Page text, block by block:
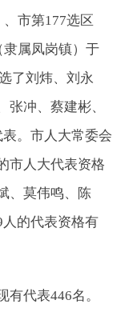
市第177选区
隶属凤岗镇）于
了刘炜、刘永
张冲、蔡建彬、
。市人大常委会
市人大代表资格
、莫伟鸣、陈
的代表资格有
代表446名。